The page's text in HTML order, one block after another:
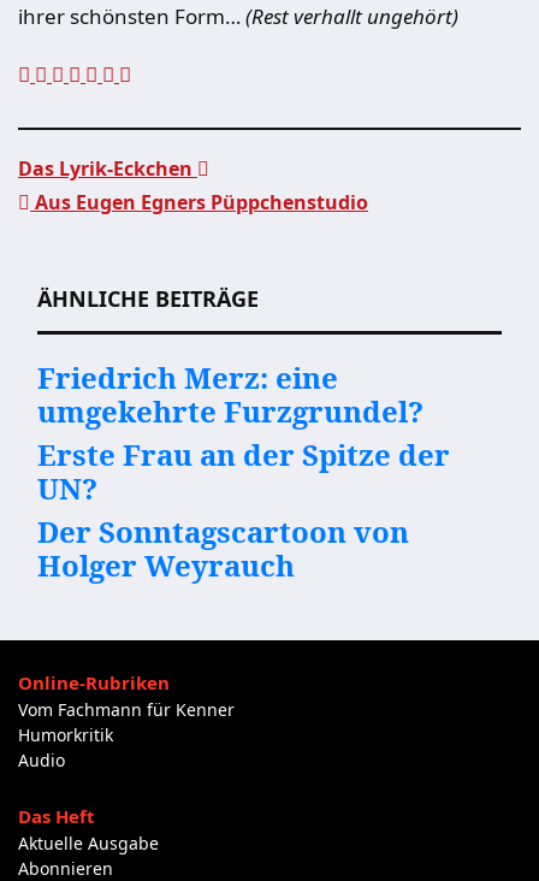
ihrer schönsten Form…(Rest verhallt ungehört)
Das Lyrik-Eckchen
Aus Eugen Egners Püppchenstudio
ÄHNLICHE BEITRÄGE
Friedrich Merz: eine
umgekehrte Furzgrundel?
Erste Frau an der Spitze der
UN?
Der Sonntagscartoon von
Holger Weyrauch
Online-Rubriken
Vom Fachmann für Kenner
Humorkritik
Audio
Das Heft
Aktuelle Ausgabe
Abonnieren